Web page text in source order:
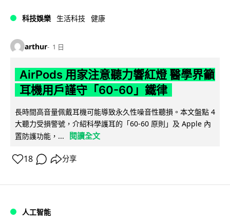
科技娛樂 生活科技 健康
arthur 1 日
AirPods 用家注意聽力響紅燈 醫學界籲
耳機用戶謹守「60-60」鐵律
長時間高音量佩戴耳機可能導致永久性噪音性聽損。本文盤點 4
大聽力受損警號，介紹科學護耳的「60-60 原則」及 Apple 內
置防護功能，...
閱讀全文
18 分享
人工智能